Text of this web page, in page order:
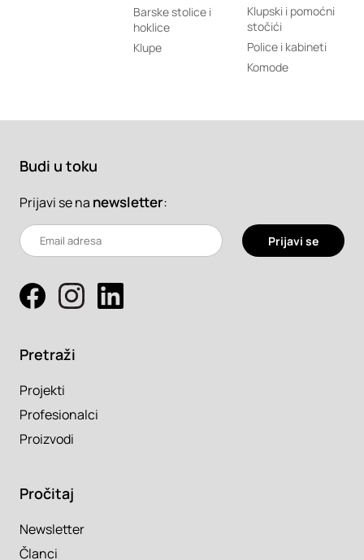
Barske stolice i
hoklice
Klupe
Klupski i pomoćni
stočići
Police i kabineti
Komode
Budi u toku
Prijavi se na newsletter:
Prijavi se
Pretraži
Projekti
Profesionalci
Proizvodi
Pročitaj
Newsletter
Članci